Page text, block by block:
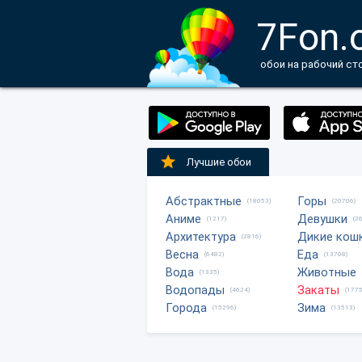
обои на рабочий
Лучшие обои
Абстрактные (18053)
Аниме (1217)
Архитектура (2816)
Весна (6482)
Вода (1335)
Водопады (4624)
Города (15296)
Горы (20706)
Девушки
Дикие
Еда
(13708)
Животные
Закаты
Зима (13513)